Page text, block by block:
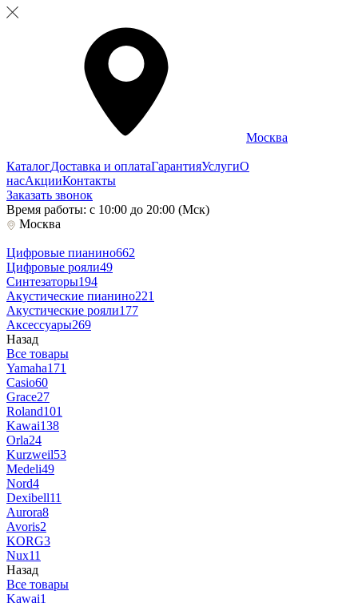
Москва
КаталогДоставка и оплатаГарантияУслугиО
насАкцииКонтакты
Заказать звонок
Время работы: с 10:00 до 20:00 (Мск)
Москва
Цифровые пианино662
Цифровые рояли49
Синтезаторы194
Акустические пианино221
Акустические рояли177
Аксессуары269
Назад
Все товары
Yamaha171
Casio60
Grace27
Roland101
Kawai138
Orla24
Kurzweil53
Medeli49
Nord4
Dexibell11
Aurora8
Avoris2
KORG3
Nux11
Назад
Все товары
Kawai1